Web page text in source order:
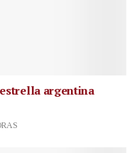
argentina